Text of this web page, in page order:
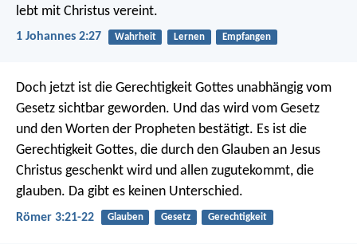
lebt mit Christus vereint.
1 Johannes 2:27 Wahrheit Lernen Empfangen
Doch jetzt ist die Gerechtigkeit Gottes unabhängig vom
Gesetz sichtbar geworden. Und das wird vom Gesetz
und den Worten der Propheten bestätigt. Es ist die
Gerechtigkeit Gottes, die durch den Glauben an Jesus
Christus geschenkt wird und allen zugutekommt, die
glauben. Da gibt es keinen Unterschied.
Römer 3:21-22 Glauben Gesetz Gerechtigkeit